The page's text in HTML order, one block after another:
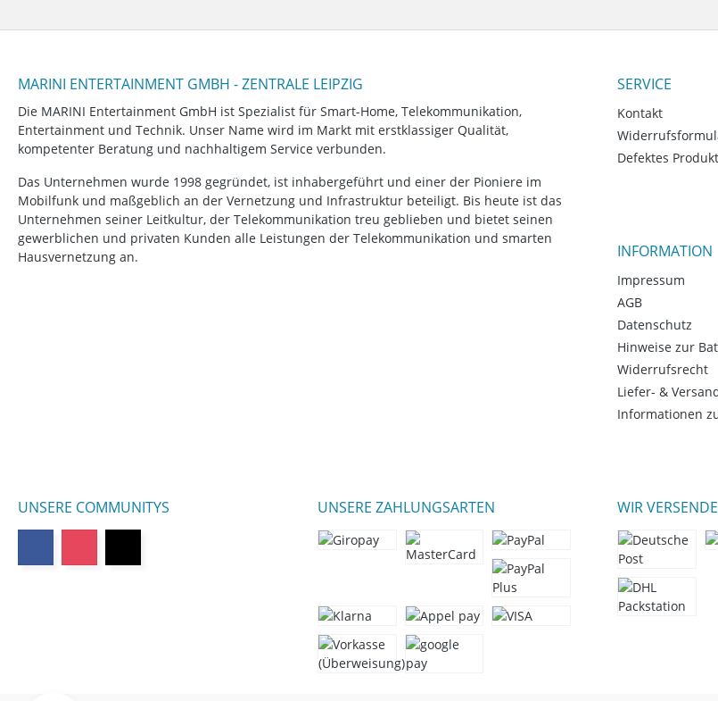
MARINI ENTERTAINMENT GMBH - ZENTRALE LEIPZIG
Die MARINI Entertainment GmbH ist Spezialist für Smart-Home, Telekommunikation,
Entertainment und Technik. Unser Name wird im Markt mit erstklassiger Qualität,
kompetenter Beratung und nachhaltigem Service verbunden.
Das Unternehmen wurde 1998 gegründet, ist inhabergeführt und einer der Pioniere im
Mobilfunk und maßgeblich an der Vernetzung und Infrastruktur beteiligt. Bis heute ist das
Unternehmen seiner Leitkultur, der Telekommunikation treu geblieben und bietet seinen
gewerblichen und privaten Kunden alle Leistungen der Telekommunikation und smarten
Hausvernetzung an.
SERVICE
Kontakt
Defektes Produkt
INFORMATION
Impressum
AGB
Datenschutz
Hinweise zur
Widerrufsrecht
Liefer- &
Informationen
UNSERE COMMUNITYS UNSERE ZAHLUNGSARTEN WIR